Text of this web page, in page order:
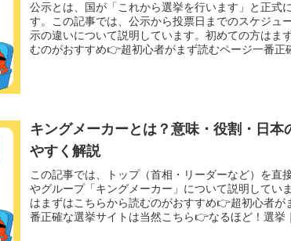
公示とは、国が「これから選挙を行います」と正式
す。この記事では、公示から投票日までのスケジュ
示の違いについて説明しています。初めての方はま
むのがおすすめ👉超初心者がまず読むページ一番正
キングメーカーとは？意味・役割・日本
やすく解説
この記事では、トップ（首相・リーダーなど）を直
やグループ「キングメーカー」について説明してい
はまずはこちらから読むのがおすすめ👉超初心者が
番正確な選挙サイトは当然こちら👉なるほど！選挙